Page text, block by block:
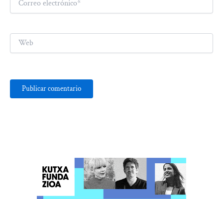
electrónico*
Web